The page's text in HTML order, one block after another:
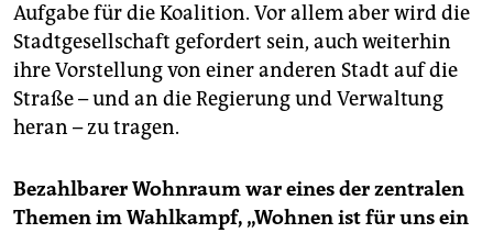
Aufgabe für die Koalition. Vor allem aber wird die
Stadtgesellschaft gefordert sein, auch weiterhin
ihre Vorstellung von einer anderen Stadt auf die
Straße – und an die Regierung und Verwaltung
heran – zu tragen.
Bezahlbarer Wohnraum war eines der zentralen
Themen im Wahlkampf, „Wohnen ist für uns ein